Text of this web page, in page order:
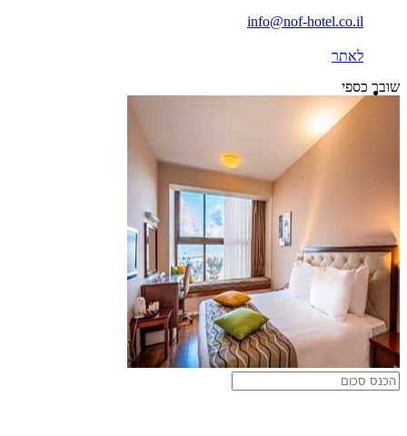
info@nof-hotel.co.il
לאתר
שובר כספי